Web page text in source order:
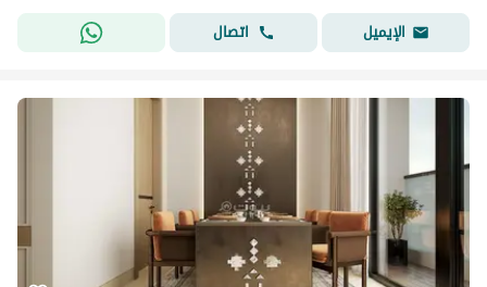
الإيميل
اتصال